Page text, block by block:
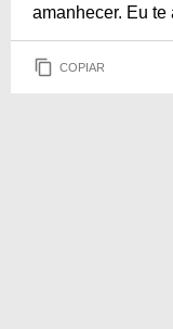
amanhecer. Eu te
COPIAR